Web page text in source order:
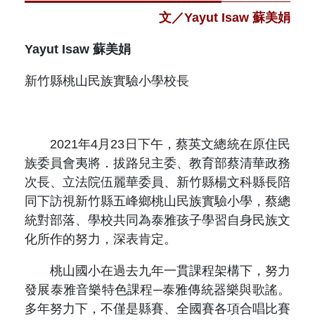
尋
鍵
字
原住民族文獻會設置要點
委員介紹
歷次會議記錄
網站訊息
徵稿訊息
出版品專區
本會出版品列表
與國史館共同出版品介紹
文獻電子期刊
本期內容
歷史期刊
訂閱電子報
文／Yayut Isaw 蘇美娟
Yayut Isaw 蘇美娟
新竹縣桃山民族實驗小學校長
2021年4月23日下午，蔡英文總統在原住民
族委員會夷將．拔路兒主委、教育部蔡清華政務
次長、立法院伍麗華委員、新竹縣楊文科縣長陪
同下訪視新竹縣五峰鄉桃山民族實驗小學，蔡總
統對部落、學校共同為泰雅孩子學習自身民族文
化所作的努力，深表肯定。
桃山國小在過去九年一貫課程架構下，努力
發展泰雅音樂特色課程─泰雅傳統器樂與歌謠。
多年努力下，不僅是縣賽、全國賽各項合唱比賽